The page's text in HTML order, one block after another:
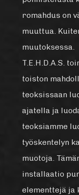
romahdus on
muuttua.
muutoksessa.
T.E.H.D.A.S.
toiston
teoksissaan
ajatella ja
teoksiamme
työskentelyn
muotoja.
installaatio
elementtejä ja